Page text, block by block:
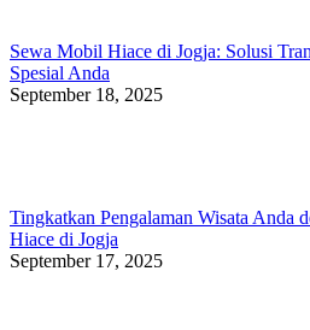
Sewa Mobil Hiace di Jogja: Solusi
Spesial Anda
September 18, 2025
Tingkatkan Pengalaman Wisata Anda
Hiace di Jogja
September 17, 2025